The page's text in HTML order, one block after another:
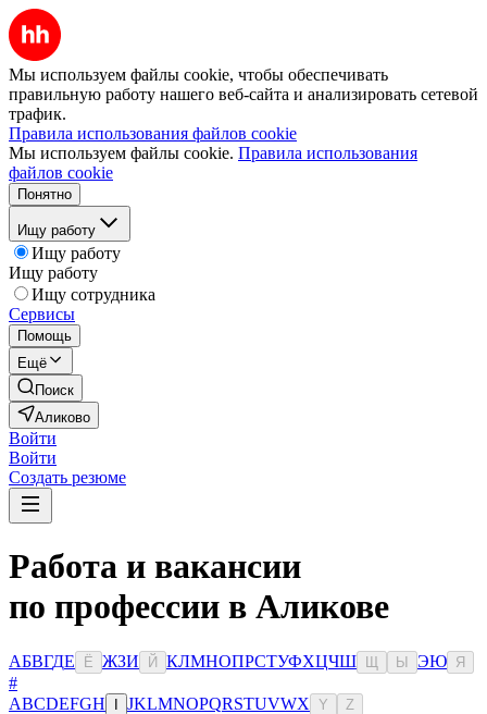
Мы используем файлы cookie, чтобы обеспечивать
правильную работу нашего веб-сайта и анализировать сетевой
трафик.
Правила использования файлов cookie
Мы используем файлы cookie. Правила использования
файлов cookie
Понятно
Ищу работу
Ищу работу
Ищу работу
Ищу сотрудника
Сервисы
Помощь
Ещё
Поиск
Аликово
Войти
Войти
Создать резюме
Работа и вакансии
по профессии в Аликове
АБВГДЕ Ё ЖЗИ Й КЛМНОПРСТУФХЦЧШ Ы ЭЮ Я
#
ABCDEFGH JKLMNOPQRSTUVWX Y Z